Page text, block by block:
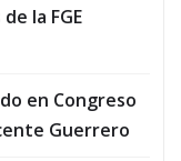
la FGE
en Congreso
Guerrero